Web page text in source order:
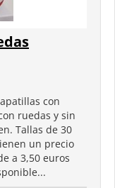
con
ruedas y sin
Tallas de 30
un precio
a 3,50 euros